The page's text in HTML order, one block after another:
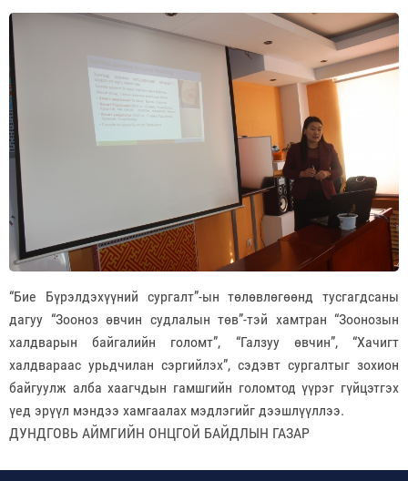
“Бие Бүрэлдэхүүний сургалт”-ын төлөвлөгөөнд тусгагдсаны
дагуу “Зооноз өвчин судлалын төв”-тэй хамтран “Зоонозын
халдварын байгалийн голомт”, “Галзуу өвчин”, “Хачигт
халдвараас урьдчилан сэргийлэх”, сэдэвт сургалтыг зохион
байгуулж алба хаагчдын гамшгийн голомтод үүрэг гүйцэтгэх
үед эрүүл мэндээ хамгаалах мэдлэгийг дээшлүүллээ.
ДУНДГОВЬ АЙМГИЙН ОНЦГОЙ БАЙДЛЫН ГАЗАР